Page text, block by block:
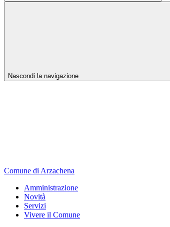
Nascondi la navigazione
Comune di Arzachena
Amministrazione
Novità
Servizi
Vivere il Comune